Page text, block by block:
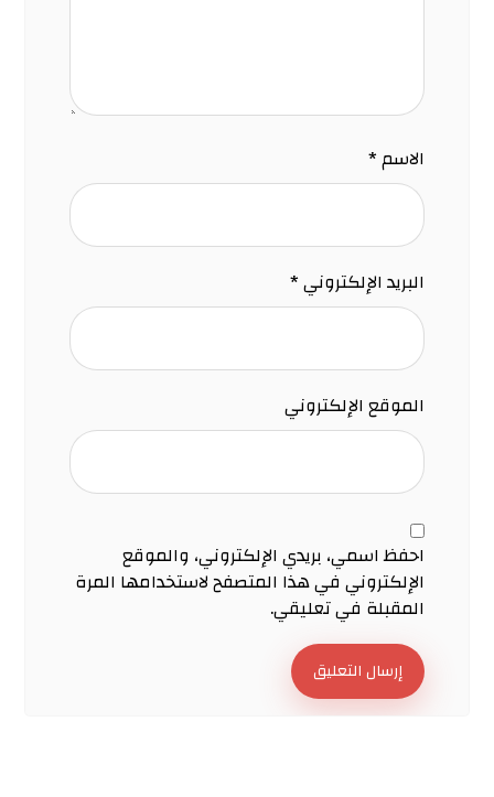
الاسم*
البريد الإلكتروني*
الموقع الإلكتروني
احفظ اسمي، بريدي الإلكتروني، والموقع
الإلكتروني في هذا المتصفح لاستخدامها المرة
المقبلة في تعليقي.
إرسال التعليق